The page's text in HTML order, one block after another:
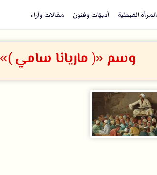
المرأة القبطية أدبيّات وفنون مقالات وآراء
وسم «( ماريانا سامي )»